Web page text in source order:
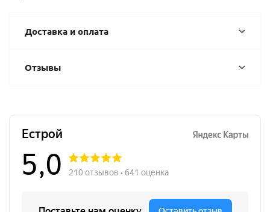
Доставка и оплата
Отзывы